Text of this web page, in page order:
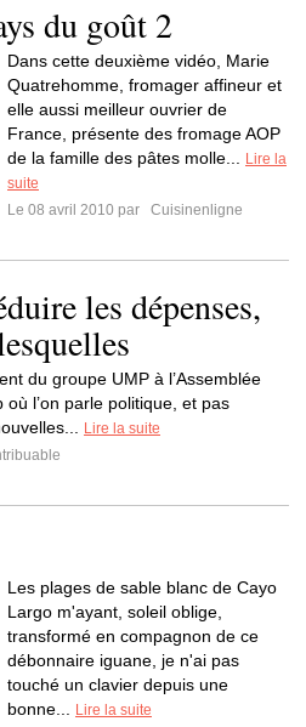
du goût 2
Dans cette deuxième vidéo, Marie
Quatrehomme, fromager affineur et
elle aussi meilleur ouvrier de
France, présente des fromage AOP
de la famille des pâtes molle...
Lire la
suite
Le 08 avril 2010 par
Cuisinenligne
les dépenses,
du groupe UMP à l’Assemblée
l’on parle politique, et pas
Lire la suite
Les plages de sable blanc de Cayo
Largo m'ayant, soleil oblige,
transformé en compagnon de ce
débonnaire iguane, je n'ai pas
touché un clavier depuis une
bonne...
Lire la suite